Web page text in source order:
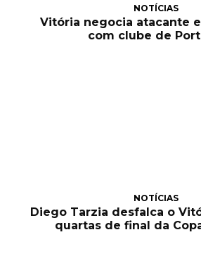
NOTÍCIAS
Vitória negocia atacante
com clube de
NOTÍCIAS
Diego Tarzia desfalca o
quartas de final da